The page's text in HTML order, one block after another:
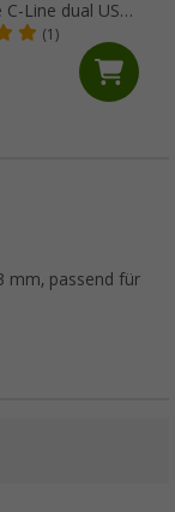
Line dual USB-
C 10-24 Volt
(1)
mm, passend für